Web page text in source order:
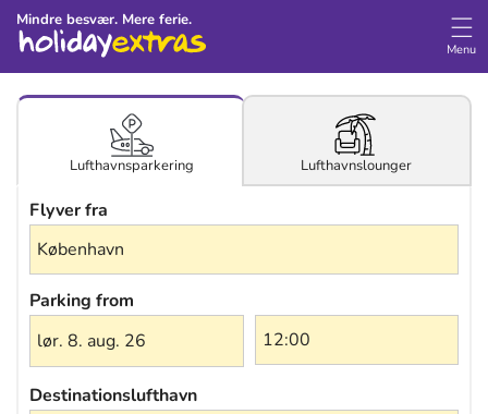
Menu
Mindre besvær. Mere ferie.
Lufthavnsparkering Lufthavnslounger
Flyver fra
Parking from
lør. 8. aug. 26
Destinationslufthavn